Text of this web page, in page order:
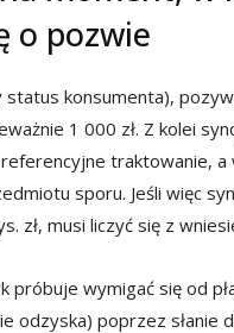
o pozwie
konsumenta),
1 000 zł. Z kolei
traktowanie, a
sporu. Jeśli więc
zł, musi liczyć się z
próbuje wymigać się od
odzyska) poprzez słanie